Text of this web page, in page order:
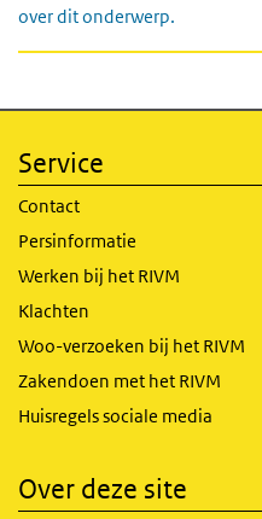
over dit onderwerp.
Service
Contact
Persinformatie
Werken bij het RIVM
Klachten
Woo-verzoeken bij het RIVM
Zakendoen met het RIVM
Huisregels sociale media
Over deze site